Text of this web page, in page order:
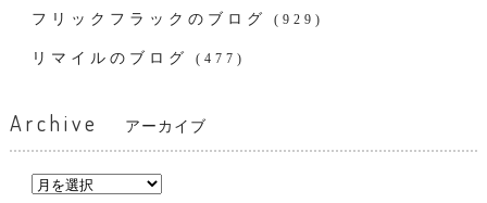
フリックフラックのブログ (929)
リマイルのブログ (477)
Archive アーカイブ